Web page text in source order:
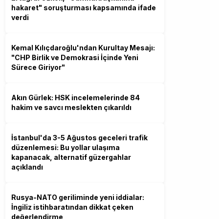
hakaret" soruşturması kapsamında ifade
verdi
Kemal Kılıçdaroğlu'ndan Kurultay Mesajı:
"CHP Birlik ve Demokrasi İçinde Yeni
Sürece Giriyor"
Akın Gürlek: HSK incelemelerinde 84
hakim ve savcı meslekten çıkarıldı
İstanbul'da 3-5 Ağustos geceleri trafik
düzenlemesi: Bu yollar ulaşıma
kapanacak, alternatif güzergahlar
açıklandı
Rusya-NATO geriliminde yeni iddialar:
İngiliz istihbaratından dikkat çeken
değerlendirme